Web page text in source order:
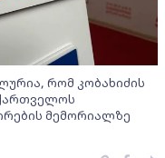
რომ კობახიძის
მემორიალზე